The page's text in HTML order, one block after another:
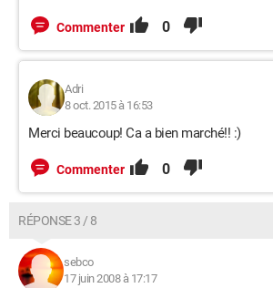
Commenter 0
Adri
8 oct. 2015 à 16:53
Merci beaucoup! Ca a bien marché!! :)
Commenter 0
RÉPONSE 3 / 8
sebco
17 juin 2008 à 17:17